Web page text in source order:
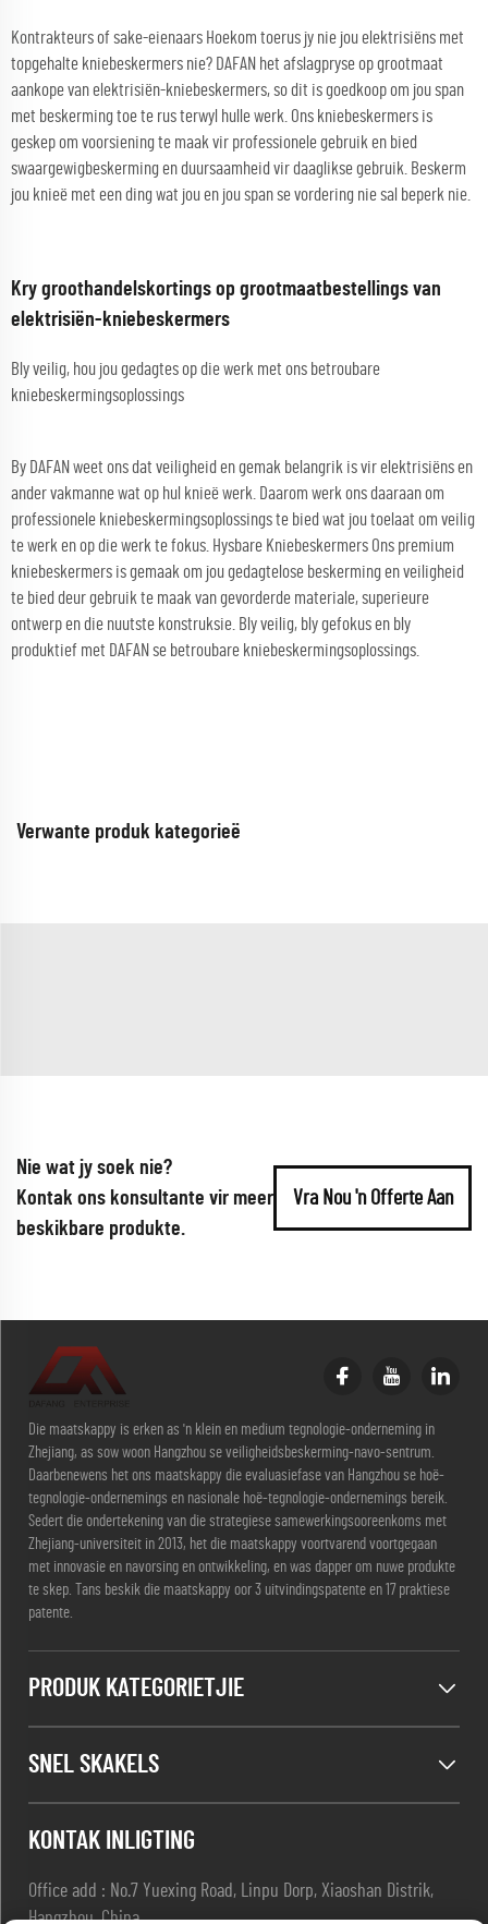
Kontrakteurs of sake-eienaars Hoekom toerus jy nie jou elektrisiëns met
topgehalte kniebeskermers nie? DAFAN het afslagpryse op grootmaat
aankope van elektrisiën-kniebeskermers, so dit is goedkoop om jou span
met beskerming toe te rus terwyl hulle werk. Ons kniebeskermers is
geskep om voorsiening te maak vir professionele gebruik en bied
swaargewigbeskerming en duursaamheid vir daaglikse gebruik. Beskerm
jou knieë met een ding wat jou en jou span se vordering nie sal beperk nie.
Kry groothandelskortings op grootmaatbestellings van
elektrisiën-kniebeskermers
Bly veilig, hou jou gedagtes op die werk met ons betroubare
kniebeskermingsoplossings
By DAFAN weet ons dat veiligheid en gemak belangrik is vir elektrisiëns en
ander vakmanne wat op hul knieë werk. Daarom werk ons daaraan om
professionele kniebeskermingsoplossings te bied wat jou toelaat om veilig
te werk en op die werk te fokus. Hysbare Kniebeskermers Ons premium
kniebeskermers is gemaak om jou gedagtelose beskerming en veiligheid
te bied deur gebruik te maak van gevorderde materiale, superieure
ontwerp en die nuutste konstruksie. Bly veilig, bly gefokus en bly
produktief met DAFAN se betroubare kniebeskermingsoplossings.
Verwante produk kategorieë
Nie wat jy soek nie?
Kontak ons konsultante vir meer
beskikbare produkte.
Vra Nou 'n Offerte Aan
Die maatskappy is erken as 'n klein en medium tegnologie-onderneming in
Zhejiang, as sow woon Hangzhou se veiligheidsbeskerming-navo-sentrum.
Daarbenewens het ons maatskappy die evaluasiefase van Hangzhou se hoë-
tegnologie-ondernemings en nasionale hoë-tegnologie-ondernemings bereik.
Sedert die ondertekening van die strategiese samewerkingsooreenkoms met
Zhejiang-universiteit in 2013, het die maatskappy voortvarend voortgegaan
met innovasie en navorsing en ontwikkeling, en was dapper om nuwe produkte
te skep. Tans beskik die maatskappy oor 3 uitvindingspatente en 17 praktiese
patente.
PRODUK KATEGORIETJIE
SNEL SKAKELS
KONTAK INLIGTING
Office add : No.7 Yuexing Road, Linpu Dorp, Xiaoshan Distrik,
Hangzhou, China